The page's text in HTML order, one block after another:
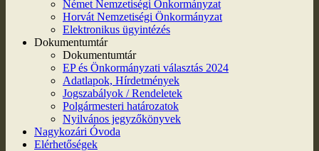
Német Nemzetiségi Önkormányzat
Horvát Nemzetiségi Önkormányzat
Elektronikus ügyintézés
Dokumentumtár
Dokumentumtár
EP és Önkormányzati választás 2024
Adatlapok, Hírdetmények
Jogszabályok / Rendeletek
Polgármesteri határozatok
Nyilvános jegyzőkönyvek
Nagykozári Óvoda
Elérhetőségek